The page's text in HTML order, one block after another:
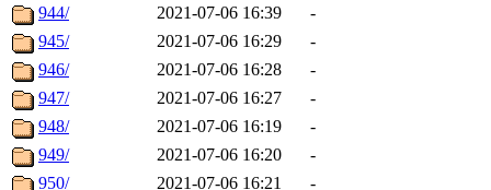
944/
2021-07-06 16:39
-
945/
2021-07-06 16:29
-
946/
2021-07-06 16:28
-
947/
2021-07-06 16:27
-
948/
2021-07-06 16:19
-
949/
2021-07-06 16:20
-
950/
2021-07-06 16:21
-